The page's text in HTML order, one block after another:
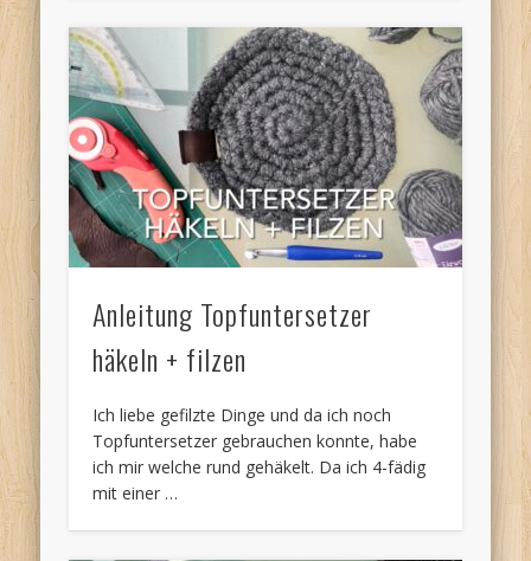
Anleitung Topfuntersetzer
häkeln + filzen
Ich liebe gefilzte Dinge und da ich noch
Topfuntersetzer gebrauchen konnte, habe
ich mir welche rund gehäkelt. Da ich 4-fädig
mit einer …